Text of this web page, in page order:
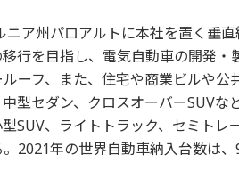
ア州パロアルトに本社を置く垂
行を目指し、電気自動車の開発・
ーフ、また、住宅や商業ビルや公
型セダン、クロスオーバーSUVな
SUV、ライトトラック、セミトレ
2021年の世界自動車納入台数は、